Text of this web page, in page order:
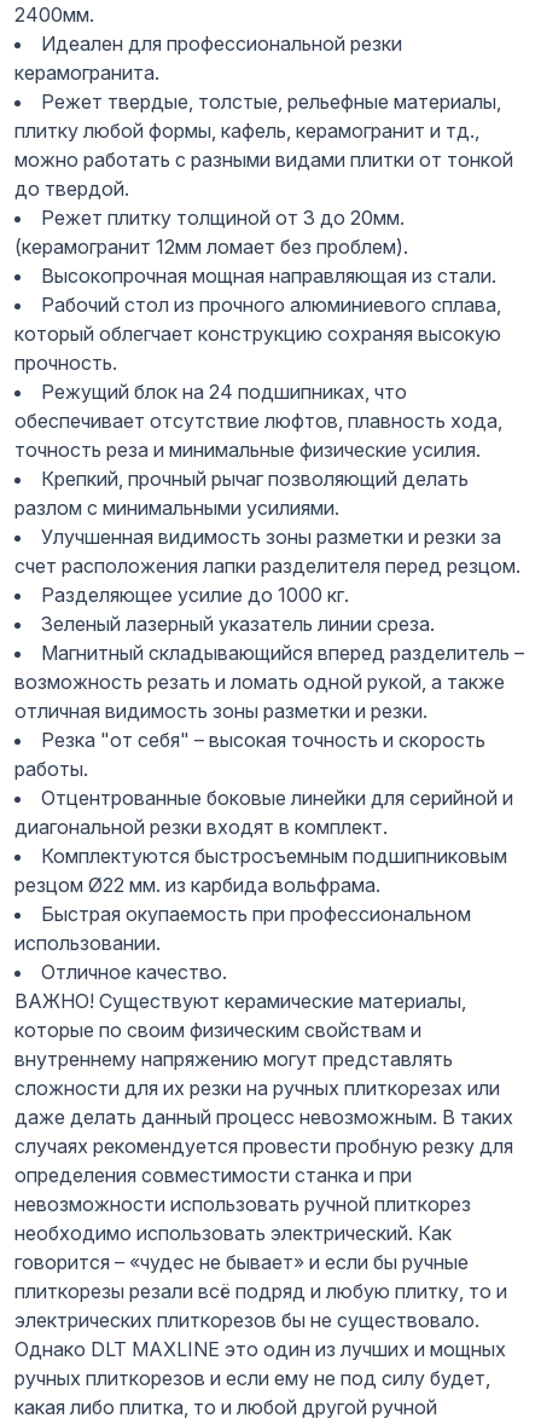
2400мм.
Идеален для профессиональной резки
керамогранита.
Режет твердые, толстые, рельефные материалы,
плитку любой формы, кафель, керамогранит и тд.,
можно работать с разными видами плитки от тонкой
до твердой.
Режет плитку толщиной от 3 до 20мм.
(керамогранит 12мм ломает без проблем).
Высокопрочная мощная направляющая из стали.
Рабочий стол из прочного алюминиевого сплава,
который облегчает конструкцию сохраняя высокую
прочность.
Режущий блок на 24 подшипниках, что
обеспечивает отсутствие люфтов, плавность хода,
точность реза и минимальные физические усилия.
Крепкий, прочный рычаг позволяющий делать
разлом с минимальными усилиями.
Улучшенная видимость зоны разметки и резки за
счет расположения лапки разделителя перед резцом.
Разделяющее усилие до 1000 кг.
Зеленый лазерный указатель линии среза.
Магнитный складывающийся вперед разделитель –
возможность резать и ломать одной рукой, а также
отличная видимость зоны разметки и резки.
Резка "от себя" – высокая точность и скорость
работы.
Отцентрованные боковые линейки для серийной и
диагональной резки входят в комплект.
Комплектуются быстросъемным подшипниковым
резцом Ø22 мм. из карбида вольфрама.
Быстрая окупаемость при профессиональном
использовании.
Отличное качество.
ВАЖНО! Существуют керамические материалы,
которые по своим физическим свойствам и
внутреннему напряжению могут представлять
сложности для их резки на ручных плиткорезах или
даже делать данный процесс невозможным. В таких
случаях рекомендуется провести пробную резку для
определения совместимости станка и при
невозможности использовать ручной плиткорез
необходимо использовать электрический. Как
говорится – «чудес не бывает» и если бы ручные
плиткорезы резали всё подряд и любую плитку, то и
электрических плиткорезов бы не существовало.
Однако DLT MAXLINE это один из лучших и мощных
ручных плиткорезов и если ему не под силу будет,
какая либо плитка, то и любой другой ручной